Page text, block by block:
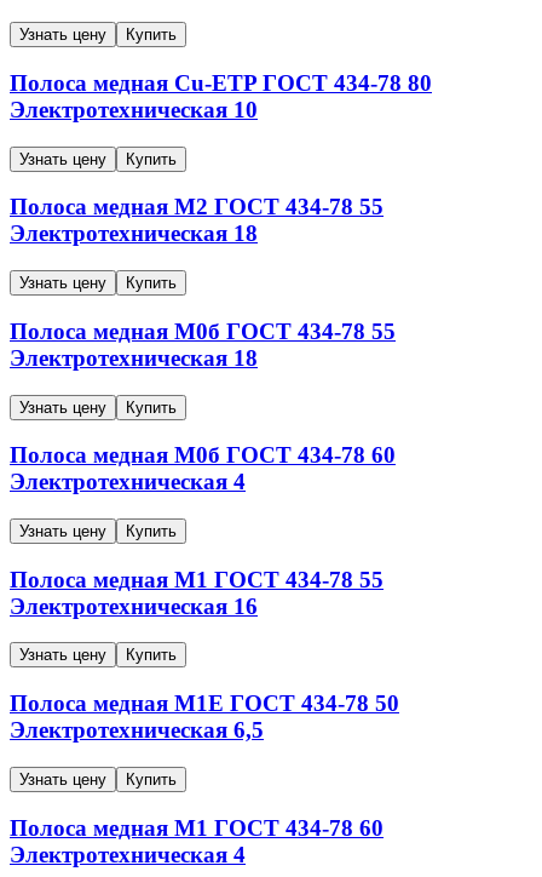
Узнать цену Купить
Полоса медная Cu-ETP ГОСТ 434-78 80
Электротехническая 10
Узнать цену Купить
Полоса медная М2 ГОСТ 434-78 55
Электротехническая 18
Узнать цену Купить
Полоса медная М0б ГОСТ 434-78 55
Электротехническая 18
Узнать цену Купить
Полоса медная М0б ГОСТ 434-78 60
Электротехническая 4
Узнать цену Купить
Полоса медная М1 ГОСТ 434-78 55
Электротехническая 16
Узнать цену Купить
Полоса медная М1Е ГОСТ 434-78 50
Электротехническая 6,5
Узнать цену Купить
Полоса медная М1 ГОСТ 434-78 60
Электротехническая 4